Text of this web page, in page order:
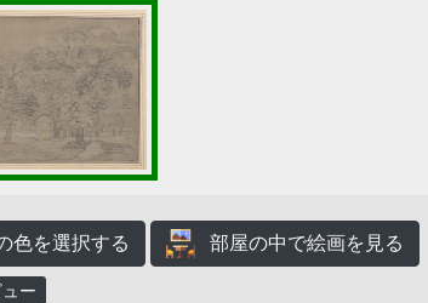
を選択する 部屋の中で絵画を見る
ー